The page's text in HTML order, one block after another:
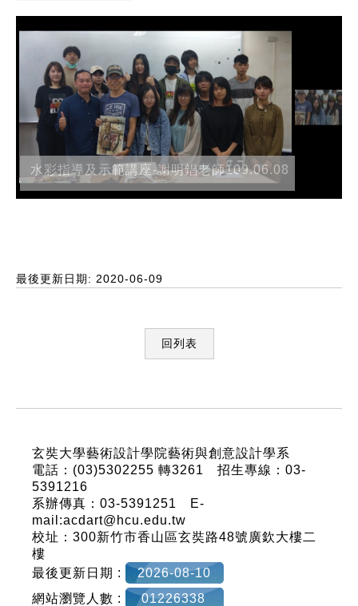
水彩指導及示範講座-謝明錩老師109.06.08
最後更新日期: 2020-06-09
回列表
玄奘大學藝術設計學院藝術與創意設計學系
電話：(03)5302255 轉3261 招生專線：03-
5391216
系辦傳真：03-5391251 E-
mail:acdart@hcu.edu.tw
校址：300新竹市香山區玄奘路48號廣欽大樓二
樓
最後更新日期 :
2026-08-10
網站瀏覽人數 :
01226338